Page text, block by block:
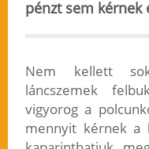
pénzt sem kérnek
Nem kellett
láncszemek
vigyorog a
mennyit kérnek a